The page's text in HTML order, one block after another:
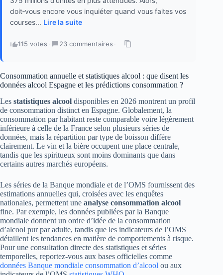
doit‑vous encore vous inquiéter quand vous faites vos
courses... Lire la suite
115 votes · 23 commentaires ·
Consommation annuelle et statistiques alcool : que disent les
données alcool Espagne et les prédictions consommation ?
Les statistiques alcool disponibles en 2026 montrent un profil
de consommation distinct en Espagne. Globalement, la
consommation par habitant reste comparable voire légèrement
inférieure à celle de la France selon plusieurs séries de
données, mais la répartition par type de boisson diffère
clairement. Le vin et la bière occupent une place centrale,
tandis que les spiritueux sont moins dominants que dans
certains autres marchés européens.
Les séries de la Banque mondiale et de l’OMS fournissent des
estimations annuelles qui, croisées avec les enquêtes
nationales, permettent une analyse consommation alcool
fine. Par exemple, les données publiées par la Banque
mondiale donnent un ordre d’idée de la consommation
d’alcool pur par adulte, tandis que les indicateurs de l’OMS
détaillent les tendances en matière de comportements à risque.
Pour une consultation directe des statistiques et séries
temporelles, reportez-vous aux bases officielles comme
données Banque mondiale consommation d’alcool ou aux